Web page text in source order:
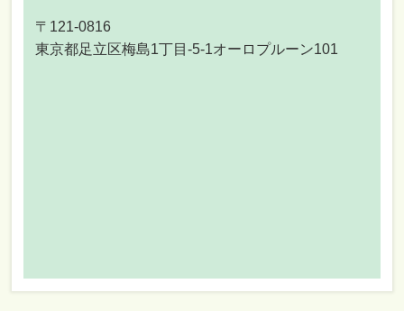
〒121-0816
東京都足立区梅島1丁目-5-1オーロプルーン101